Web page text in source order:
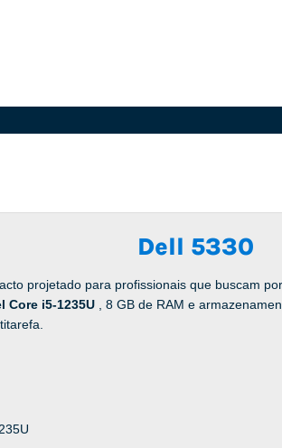
Dell 5330
projetado para profissionais que buscam
Core i5-1235U , 8 GB de RAM e